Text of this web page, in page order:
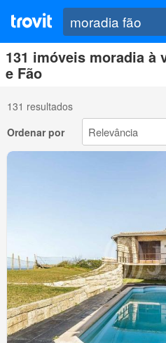
131 imóveis moradia à
e Fão
131 resultados
Ordenar por